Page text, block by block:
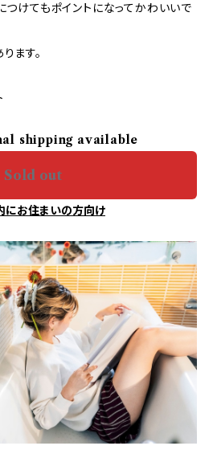
つけてもポイントになってかわいいで
ます。
shipping available
Sold out
にお住まいの方向け